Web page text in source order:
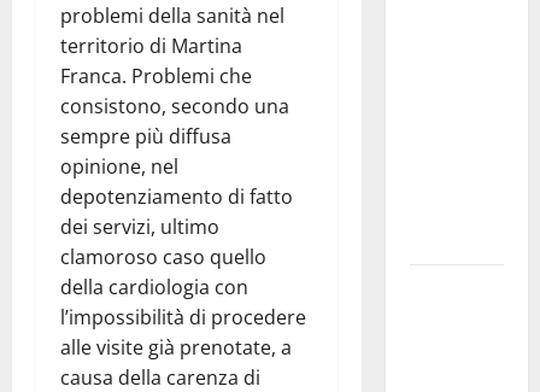
problemi della sanità nel
territorio di Martina
Franca. Problemi che
consistono, secondo una
sempre più diffusa
opinione, nel
depotenziamento di fatto
dei servizi, ultimo
clamoroso caso quello
della cardiologia con
l’impossibilità di procedere
alle visite già prenotate, a
causa della carenza di